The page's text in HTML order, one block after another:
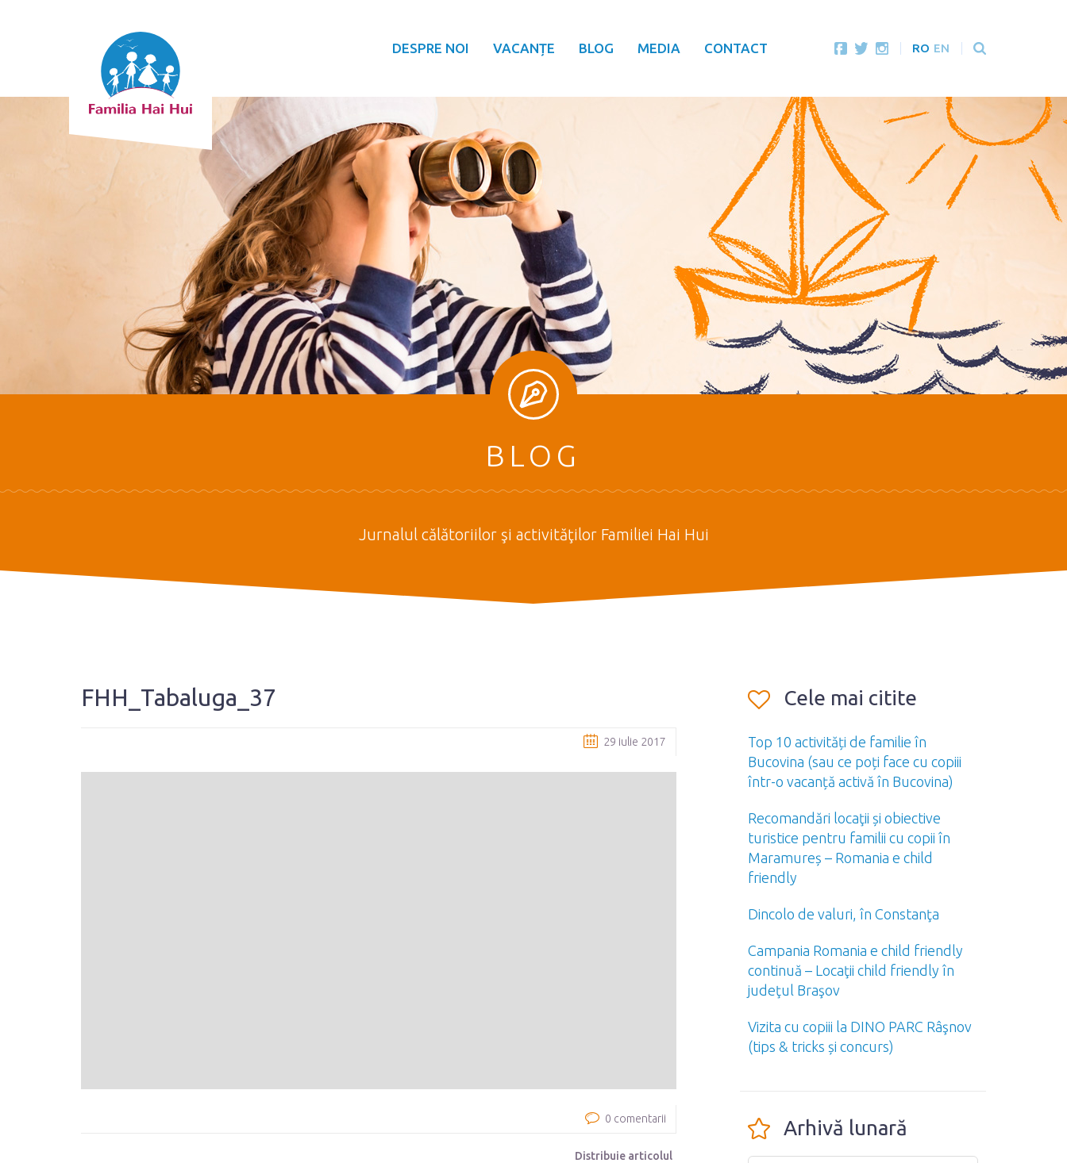
DESPRE NOI VACANȚE BLOG MEDIA CONTACT RO EN
BLOG
Jurnalul călătoriilor şi activităţilor Familiei Hai Hui
FHH_Tabaluga_37
29 iulie 2017
0 comentarii
Distribuie articolul
Cele mai citite
Top 10 activități de familie în
Bucovina (sau ce poți face cu copiii
într-o vacanță activă în Bucovina)
Recomandări locaţii și obiective
turistice pentru familii cu copii în
Maramureș – Romania e child
friendly
Dincolo de valuri, în Constanţa
Campania Romania e child friendly
continuă – Locaţii child friendly în
judeţul Braşov
Vizita cu copiii la DINO PARC Râşnov
(tips & tricks și concurs)
Arhivă lunară